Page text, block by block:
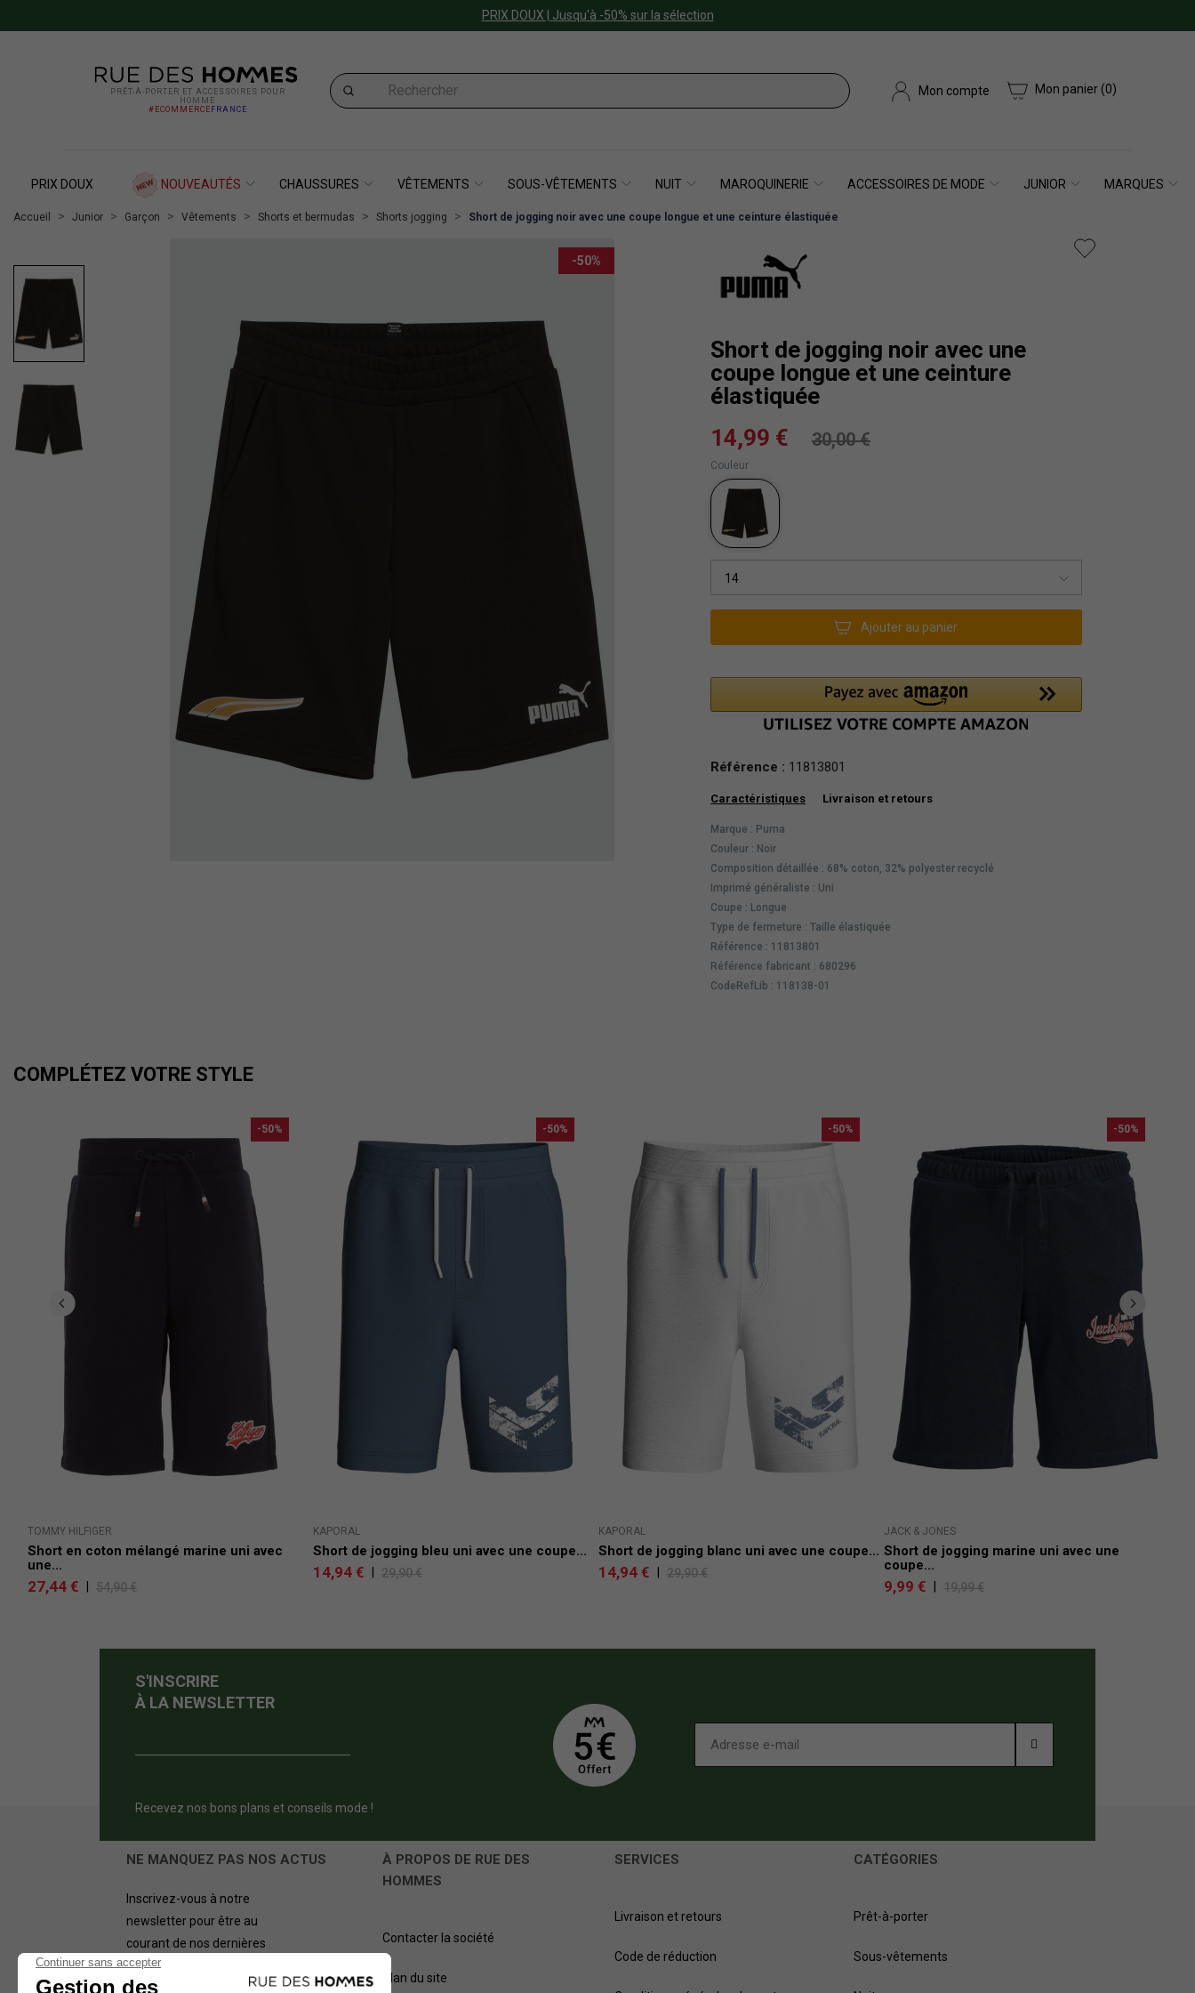
PRIX DOUX | Jusqu'à -50% sur la sélection
PRÊT-À-PORTER ET ACCESSOIRES POUR
HOMME
#ECOMMERCE FRANCE
Mon compte Mon panier (0)
PRIX DOUX NOUVEAUTÉS CHAUSSURES VÊTEMENTS SOUS-VÊTEMENTS NUIT MAROQUINERIE ACCESSOIRES DE MODE JUNIOR MARQUES
Accueil Junior Garçon Vêtements Shorts et bermudas Shorts jogging Short de jogging noir avec une coupe longue et une ceinture élastiquée
-50%
Short de jogging noir avec une
coupe longue et une ceinture
élastiquée
14,99 €
30,00 €
Couleur
14
Ajouter au panier
Référence : 11813801
Caractéristiques Livraison et retours
Marque : Puma
Couleur : Noir
Composition détaillée : 68% coton, 32% polyester recyclé
Imprimé généraliste : Uni
Coupe : Longue
Type de fermeture : Taille élastiquée
Référence : 11813801
Référence fabricant : 680296
CodeRefLib : 118138-01
COMPLÉTEZ VOTRE STYLE
TOMMY HILFIGER
Short en coton mélangé marine uni avec
une...
27,44 €
-50%
54,90 €
KAPORAL
Short de jogging bleu uni avec une coupe...
14,94 €
-50%
29,90 €
KAPORAL
Short de jogging blanc uni avec une coupe...
14,94 €
-50%
29,90 €
JACK & JONES
Short de jogging marine uni avec une
coupe...
9,99 €
-50%
19,99 €
S'INSCRIRE
À LA NEWSLETTER
Recevez nos bons plans et conseils mode !
NE MANQUEZ PAS NOS ACTUS
Inscrivez-vous à notre
newsletter pour être au
courant de nos dernières
offres.
À PROPOS DE RUE DES
HOMMES
Contacter la société
Plan du site
SERVICES
Livraison et retours
Code de réduction
CATÉGORIES
Prêt-à-porter
Sous-vêtements